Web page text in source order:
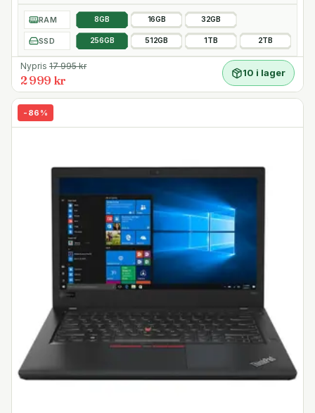
RAM 8GB 16GB 32GB
SSD 256GB 512GB 1TB 2TB
Nypris 17 995kr
2 999 kr
10 i lager
- 86 %